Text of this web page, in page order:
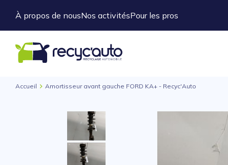
À propos de nousNos activitésPour les pros
Accueil Amortisseur avant gauche FORD KA+ - Recyc'Auto